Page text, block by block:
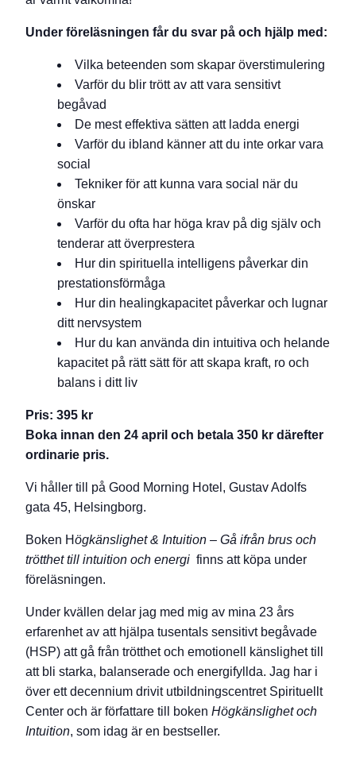
Under föreläsningen får du svar på och hjälp med:
Vilka beteenden som skapar överstimulering
Varför du blir trött av att vara sensitivt
begåvad
De mest effektiva sätten att ladda energi
Varför du ibland känner att du inte orkar vara
social
Tekniker för att kunna vara social när du
önskar
Varför du ofta har höga krav på dig själv och
tenderar att överprestera
Hur din spirituella intelligens påverkar din
prestationsförmåga
Hur din healingkapacitet påverkar och lugnar
ditt nervsystem
Hur du kan använda din intuitiva och helande
kapacitet på rätt sätt för att skapa kraft, ro och
balans i ditt liv
Pris: 395 kr
Boka innan den 24 april och betala 350 kr därefter
ordinarie pris.
Vi håller till på Good Morning Hotel, Gustav Adolfs
gata 45, Helsingborg.
Boken Högkänslighet & Intuition – Gå ifrån brus och
trötthet till intuition och energi finns att köpa under
föreläsningen.
Under kvällen delar jag med mig av mina 23 års
erfarenhet av att hjälpa tusentals sensitivt begåvade
(HSP) att gå från trötthet och emotionell känslighet till
att bli starka, balanserade och energifyllda. Jag har i
över ett decennium drivit utbildningscentret Spirituellt
Center och är författare till boken Högkänslighet och
Intuition, som idag är en bestseller.